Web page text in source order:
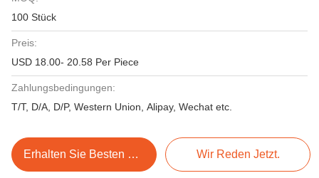
100 Stück
Preis:
USD 18.00- 20.58 Per Piece
Zahlungsbedingungen:
T/T, D/A, D/P, Western Union, Alipay, Wechat etc.
Erhalten Sie Besten Preis Wir Reden Jetzt.